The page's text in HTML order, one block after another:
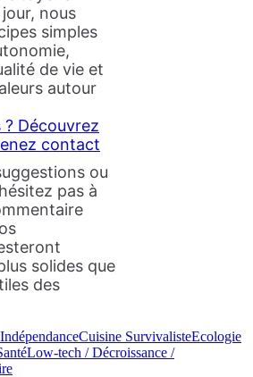
nous
simples
de vie et
autour
Découvrez
contact
ou
pas à
solides que
des
Cuisine SurvivalisteEcologie
Low-tech / Décroissance /